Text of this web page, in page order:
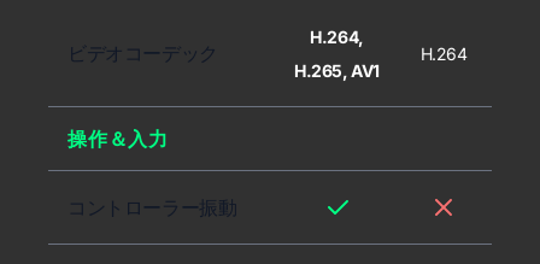
ビデオコーデック
H.264,
H.265, AV1
H.264
操作＆入力
コントローラー振動